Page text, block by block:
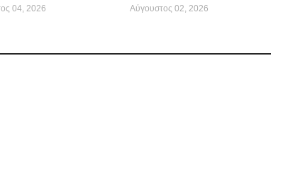
04, 2026 Αύγουστος 02, 2026